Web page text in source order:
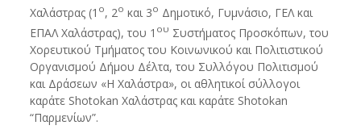
Χαλάστρας (1 ο, 2ο και 3ο Δημοτικό, Γυμνάσιο, ΓΕΛ και
ΕΠΑΛ Χαλάστρας), του 1 ου Συστήματος Προσκόπων, του
Χορευτικού Τμήματος του Κοινωνικού και Πολιτιστικού
Οργανισμού Δήμου Δέλτα, του Συλλόγου Πολιτισμού
και Δράσεων «Η Χαλάστρα», οι αθλητικοί σύλλογοι
καράτε Shotokan Χαλάστρας και καράτε Shotokan
“Παρμενίων”.